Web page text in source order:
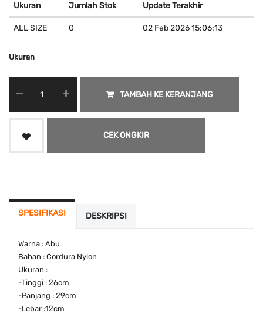
Ukuran Jumlah Stok Update Terakhir
ALL SIZE 0 02 Feb 2026 15:06:13
Ukuran
TAMBAH KE KERANJANG
CEK ONGKIR
SPESIFIKASI DESKRIPSI
Warna : Abu
Bahan : Cordura Nylon
Ukuran :
-Tinggi : 26cm
-Panjang : 29cm
-Lebar :12cm